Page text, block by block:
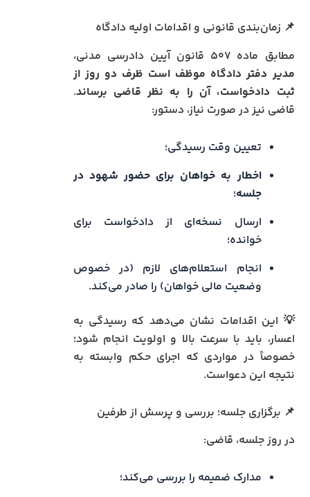
📌 زمان‌بندی قانونی و اقدامات اولیه دادگاه
مطابق ماده ۵۰۷ قانون آیین دادرسی مدنی،
مدیر دفتر دادگاه موظف است ظرف دو روز از
ثبت دادخواست، آن را به نظر قاضی برساند.
قاضی نیز در صورت نیاز، دستور:
تعیین وقت رسیدگی؛
اخطار به خواهان برای حضور شهود در
جلسه؛
ارسال نسخه‌ای از دادخواست برای
خوانده؛
انجام استعلام‌های لازم (در خصوص
وضعیت مالی خواهان) را صادر می‌کند.
💡 این اقدامات نشان می‌دهد که رسیدگی به
اعسار، باید با سرعت بالا و اولویت انجام شود؛
خصوصاً در مواردی که اجرای حکم وابسته به
نتیجه این دعواست.
📌 برگزاری جلسه؛ بررسی و پرسش از طرفین
در روز جلسه، قاضی:
مدارک ضمیمه را بررسی می‌کند؛